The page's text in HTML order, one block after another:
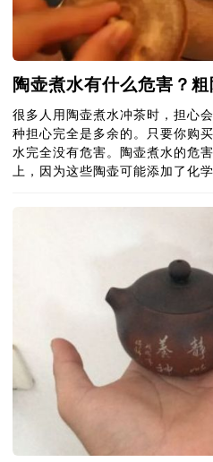
陶壶煮水有什么危害？
很多人用陶壶煮水冲茶时，担心
种担心完全是多余的。只要你购
水完全没有危害。陶壶煮水的危
上，因为这些陶壶可能添加了化